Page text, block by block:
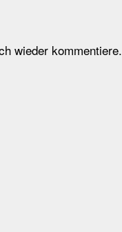
wieder kommentiere.